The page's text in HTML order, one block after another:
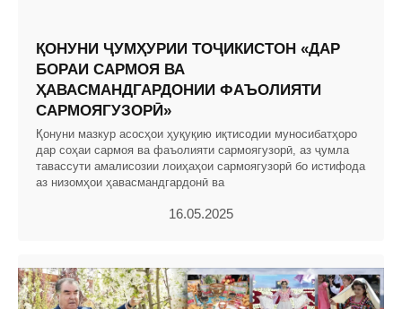
ҚОНУНИ ҶУМҲУРИИ ТОҶИКИСТОН «ДАР
БОРАИ САРМОЯ ВА
ҲАВАСМАНДГАРДОНИИ ФАЪОЛИЯТИ
САРМОЯГУЗОРӢ»
Қонуни мазкур асосҳои ҳуқуқию иқтисодии муносибатҳоро
дар соҳаи сармоя ва фаъолияти сармоягузорӣ, аз ҷумла
тавассути амалисозии лоиҳаҳои сармоягузорӣ бо истифода
аз низомҳои ҳавасмандгардонӣ ва
16.05.2025